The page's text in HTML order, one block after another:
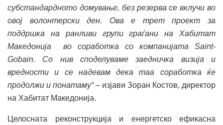
субстандардното домување, без резерва се вклучи во
овој волонтерски ден. Ова е трет проект за
поддршка на ранливи групи граѓани на Хабитат
Македонија во соработка со компанијата Saint-
Gobain. Со нив споделуваме заедничка визија и
вредности и се надевам дека таа соработка ќе
продолжи и понатаму“– изјави Зоран Костов, директор
на Хабитат Македонија.
Целосната реконструкција и енергетско ефикасна